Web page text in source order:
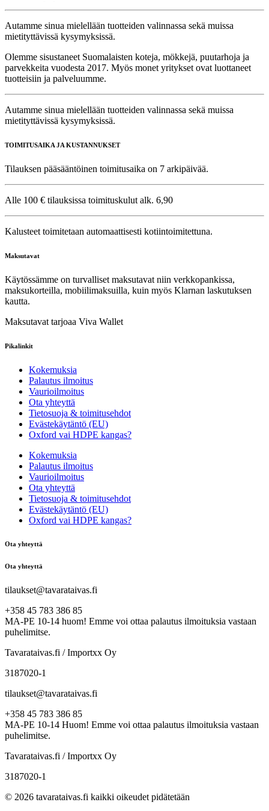
Autamme sinua mielellään tuotteiden valinnassa sekä muissa
mietityttävissä kysymyksissä.
Olemme sisustaneet Suomalaisten koteja, mökkejä, puutarhoja ja
parvekkeita vuodesta 2017. Myös monet yritykset ovat luottaneet
tuotteisiin ja palveluumme.
Autamme sinua mielellään tuotteiden valinnassa sekä muissa
mietityttävissä kysymyksissä.
TOIMITUSAIKA JA KUSTANNUKSET
Tilauksen pääsääntöinen toimitusaika on 7 arkipäivää.
Alle 100 € tilauksissa toimituskulut alk. 6,90
Kalusteet toimitetaan automaattisesti kotiintoimitettuna.
Maksutavat
Käytössämme on turvalliset maksutavat niin verkkopankissa,
maksukorteilla, mobiilimaksuilla, kuin myös Klarnan laskutuksen
kautta.
Maksutavat tarjoaa Viva Wallet
Pikalinkit
Kokemuksia
Palautus ilmoitus
Vaurioilmoitus
Ota yhteyttä
Tietosuoja & toimitusehdot
Evästekäytäntö (EU)
Oxford vai HDPE kangas?
Kokemuksia
Palautus ilmoitus
Vaurioilmoitus
Ota yhteyttä
Tietosuoja & toimitusehdot
Evästekäytäntö (EU)
Oxford vai HDPE kangas?
Ota yhteyttä
Ota yhteyttä
tilaukset@tavarataivas.fi
+358 45 783 386 85
MA-PE 10-14 huom! Emme voi ottaa palautus ilmoituksia vastaan
puhelimitse.
Tavarataivas.fi / Importxx Oy
3187020-1
tilaukset@tavarataivas.fi
+358 45 783 386 85
MA-PE 10-14 Huom! Emme voi ottaa palautus ilmoituksia vastaan
puhelimitse.
Tavarataivas.fi / Importxx Oy
3187020-1
© 2026 tavarataivas.fi kaikki oikeudet pidätetään